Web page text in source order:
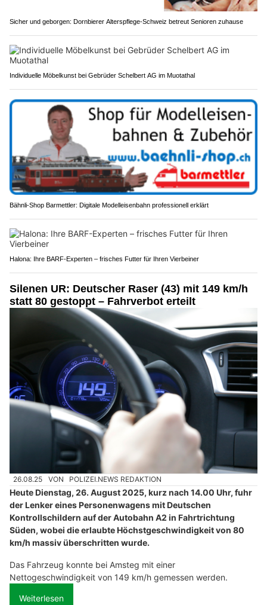
Sicher und geborgen: Dornbierer Alterspflege-Schweiz betreut Senioren zuhause
Individuelle Möbelkunst bei Gebrüder Schelbert AG im Muotathal
Bähnli-Shop Barmettler: Digitale Modelleisenbahn professionell erklärt
Halona: Ihre BARF-Experten – frisches Futter für Ihren Vierbeiner
Silenen UR: Deutscher Raser (43) mit 149 km/h
statt 80 gestoppt – Fahrverbot erteilt
26.08.25 VON POLIZEI.NEWS REDAKTION
Heute Dienstag, 26. August 2025, kurz nach 14.00 Uhr, fuhr
der Lenker eines Personenwagens mit Deutschen
Kontrollschildern auf der Autobahn A2 in Fahrtrichtung
Süden, wobei die erlaubte Höchstgeschwindigkeit von 80
km/h massiv überschritten wurde.
Das Fahrzeug konnte bei Amsteg mit einer
Nettogeschwindigkeit von 149 km/h gemessen werden.
Weiterlesen